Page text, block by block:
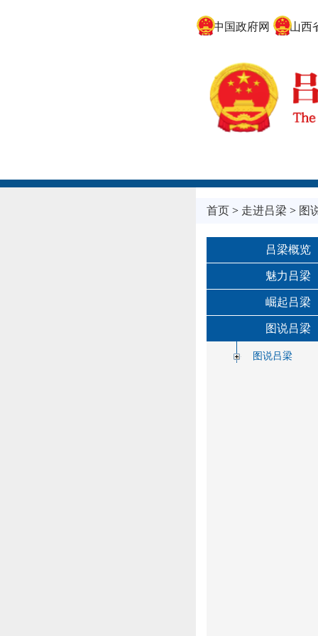
中国政府网 山西省
首页> 走进吕梁 > 图
吕梁概览
魅力吕梁
崛起吕梁
图说吕梁
图说吕梁